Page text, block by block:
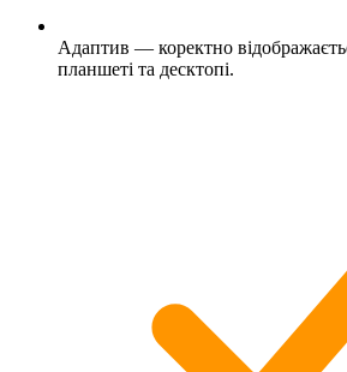
Адаптив — коректно
планшеті та десктопі.